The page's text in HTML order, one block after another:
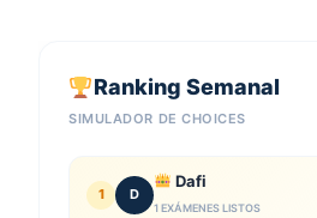
Ranking Semanal
SIMULADOR DE CHOICES
1 D
Dafi
1 EXÁMENES LISTOS